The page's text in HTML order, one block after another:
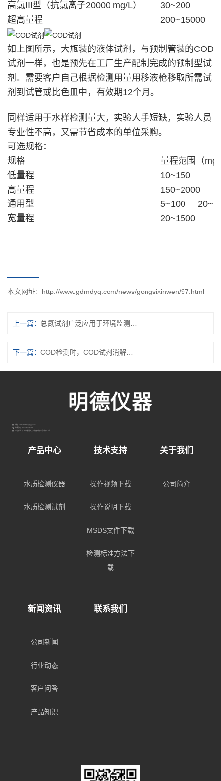
高氯III型（抗氯离子20000 mg/L）
30~200
超高量程
200~15000
如上图所示，大瓶装的液体试剂，与预制管装的COD
试剂一样，也是预先在工厂生产配制完成的预制型试
剂。需要客户自己根据检测用量用移液枪移取所需试
剂到试管或比色皿中，有效期12个月。
同样适用于水样检测量大，实验人手短缺，实验人员
专业性不高，又需节省成本的单位采购。
可选规格：
规格
量程范围（
低量程
10~150
高量程
150~2000
通用型
5~100
宽量程
20~1500
本文网址： http://www.gdmdyq.com/news/gongsixinwen/97.html
上一篇：
下一篇：
邮箱：798789514@qq.com
电话号码：13725445718
公司地址：广州市番禺区大石街敏昌街96号3栋213室
产品中心
水质检测仪器
水质检测试剂
技术支持
操作视频下载
操作说明下载
MSDS文件下载
检测标准方法下
载
关于我们
公司简介
新闻资讯
公司新闻
行业动态
客户问答
产品知识
联系我们